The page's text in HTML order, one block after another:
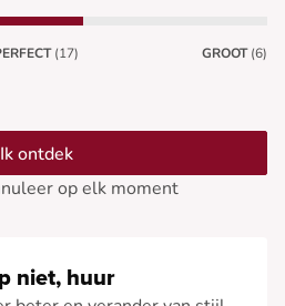
(17) GROOT (6)
Ik ontdek
op elk moment
niet, huur